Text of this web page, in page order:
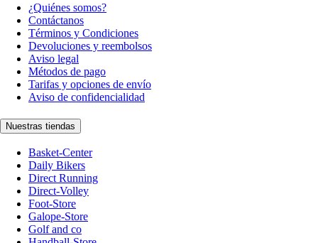
¿Quiénes somos?
Contáctanos
Términos y Condiciones
Devoluciones y reembolsos
Aviso legal
Métodos de pago
Tarifas y opciones de envío
Aviso de confidencialidad
Nuestras tiendas
Basket-Center
Daily Bikers
Direct Running
Direct-Volley
Foot-Store
Galope-Store
Golf and co